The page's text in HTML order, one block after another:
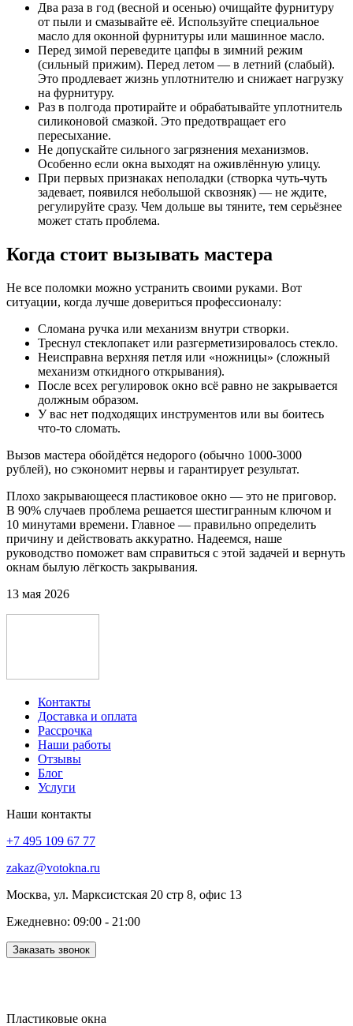
Два раза в год (весной и осенью) очищайте фурнитуру
от пыли и смазывайте её. Используйте специальное
масло для оконной фурнитуры или машинное масло.
Перед зимой переведите цапфы в зимний режим
(сильный прижим). Перед летом — в летний (слабый).
Это продлевает жизнь уплотнителю и снижает нагрузку
на фурнитуру.
Раз в полгода протирайте и обрабатывайте уплотнитель
силиконовой смазкой. Это предотвращает его
пересыхание.
Не допускайте сильного загрязнения механизмов.
Особенно если окна выходят на оживлённую улицу.
При первых признаках неполадки (створка чуть-чуть
задевает, появился небольшой сквозняк) — не ждите,
регулируйте сразу. Чем дольше вы тяните, тем серьёзнее
может стать проблема.
Когда стоит вызывать мастера
Не все поломки можно устранить своими руками. Вот
ситуации, когда лучше довериться профессионалу:
Сломана ручка или механизм внутри створки.
Треснул стеклопакет или разгерметизировалось стекло.
Неисправна верхняя петля или «ножницы» (сложный
механизм откидного открывания).
После всех регулировок окно всё равно не закрывается
должным образом.
У вас нет подходящих инструментов или вы боитесь
что-то сломать.
Вызов мастера обойдётся недорого (обычно 1000-3000
рублей), но сэкономит нервы и гарантирует результат.
Плохо закрывающееся пластиковое окно — это не приговор.
В 90% случаев проблема решается шестигранным ключом и
10 минутами времени. Главное — правильно определить
причину и действовать аккуратно. Надеемся, наше
руководство поможет вам справиться с этой задачей и вернуть
окнам былую лёгкость закрывания.
13 мая 2026
Контакты
Доставка и оплата
Рассрочка
Наши работы
Отзывы
Блог
Услуги
Наши контакты
+7 495 109 67 77
zakaz@votokna.ru
Москва, ул. Марксистская 20 стр 8, офис 13
Ежедневно: 09:00 - 21:00
Заказать звонок
Пластиковые окна